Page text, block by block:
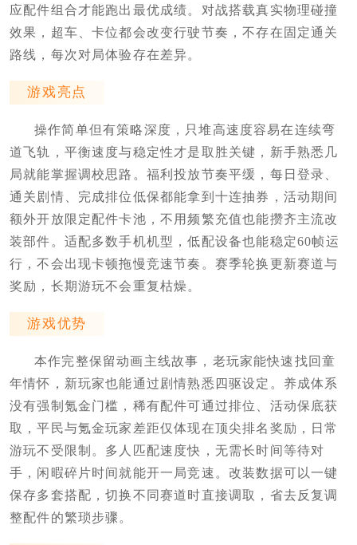
应配件组合才能跑出最优成绩。对战搭载真实物理碰撞
效果，超车、卡位都会改变行驶节奏，不存在固定通关
路线，每次对局体验存在差异。
游戏亮点
操作简单但有策略深度，只堆高速度容易在连续弯
道飞轨，平衡速度与稳定性才是取胜关键，新手熟悉几
局就能掌握调校思路。福利投放节奏平缓，每日登录、
通关剧情、完成排位低保都能拿到十连抽券，活动期间
额外开放限定配件卡池，不用频繁充值也能攒齐主流改
装部件。适配多数手机机型，低配设备也能稳定60帧运
行，不会出现卡顿拖慢竞速节奏。赛季轮换更新赛道与
奖励，长期游玩不会重复枯燥。
游戏优势
本作完整保留动画主线故事，老玩家能快速找回童
年情怀，新玩家也能通过剧情熟悉四驱设定。养成体系
没有强制氪金门槛，稀有配件可通过排位、活动保底获
取，平民与氪金玩家差距仅体现在顶尖排名奖励，日常
游玩不受限制。多人匹配速度快，无需长时间等待对
手，闲暇碎片时间就能开一局竞速。改装数据可以一键
保存多套搭配，切换不同赛道时直接调取，省去反复调
整配件的繁琐步骤。